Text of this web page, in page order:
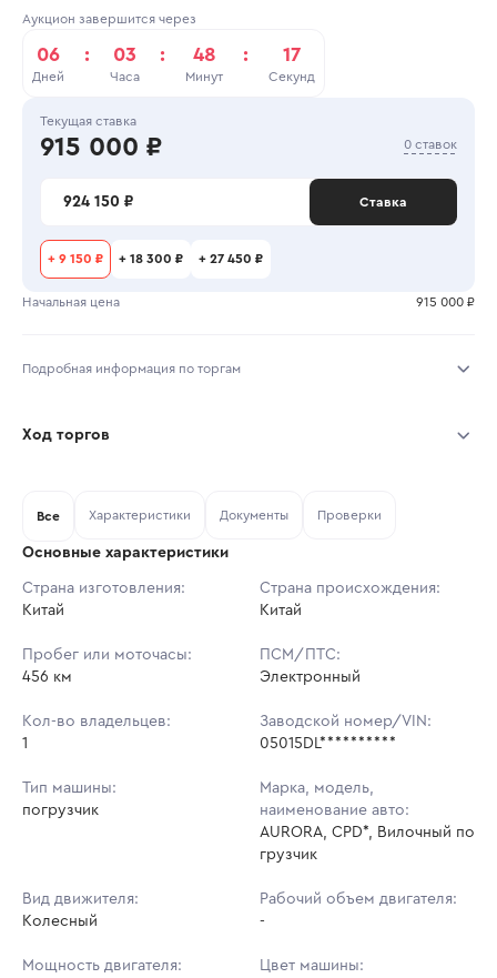
Аукцион завершится через
06
Дней
: 03
Часа
: 48
Минут
: 17
Секунд
Текущая ставка
915 000 ₽ 0 ставок
924 150 ₽ Ставка
+ 9 150 ₽ + 18 300 ₽ + 27 450 ₽
Начальная цена 915 000 ₽
Подробная информация по торгам
Тип аукциона: Открытые торги
Шаг торгов: 9 150 ₽
Кол-во ставок:
Ход торгов
Ставок не найдено
в аукционах
Все Характеристики Документы Проверки
Основные характеристики
Страна изготовления:
Китай
Страна происхождения:
Китай
Пробег или моточасы:
456 км
ПСМ/ПТС:
Электронный
Кол-во владельцев:
1
Заводской номер/VIN:
05015DL**********
Тип машины:
погрузчик
Марка, модель,
наименование авто:
AURORA, CPD*, Вилочный по
грузчик
Вид движителя:
Колесный
Рабочий объем двигателя:
-
Мощность двигателя:
Цвет машины: